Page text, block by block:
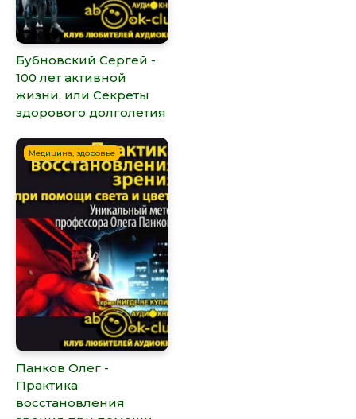
Бубновский Сергей -
100 лет активной
жизни, или Секреты
здорового долголетия
Медицина, здоровье
Панков Олег -
Практика
восстановления